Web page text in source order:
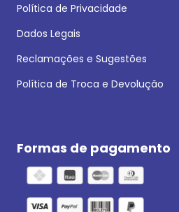
Política de Privacidade
Dados Legais
Reclamações e Sugestões
Política de Troca e Devolução
Formas de pagamento